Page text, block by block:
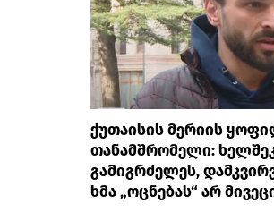
ქუთაისის მერიის
თანამშრომელი:
გამიგრძელეს,
ხმა „ოცნებას“ არ